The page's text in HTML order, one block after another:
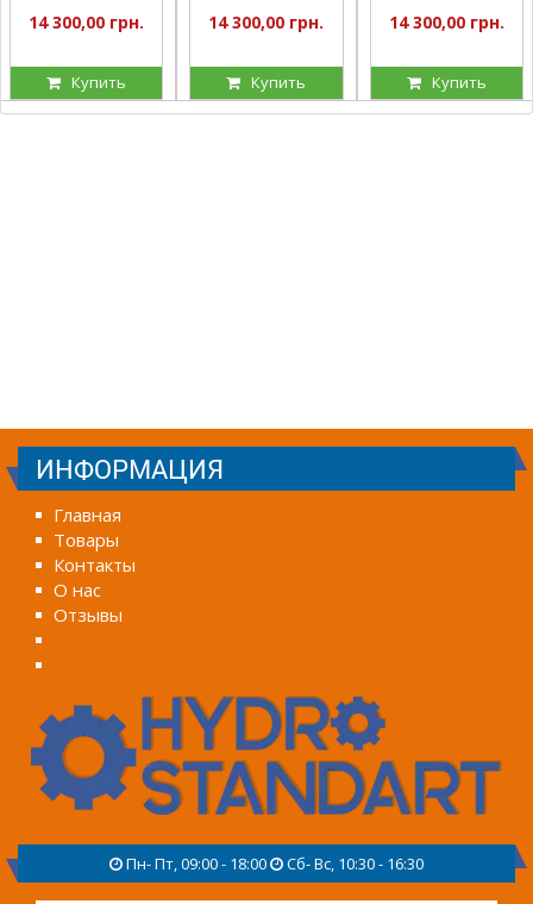
14 300,00 грн.
Купить
14 300,00 грн.
Купить
14 300,00 грн.
Купить
ИНФОРМАЦИЯ
Главная
Товары
Контакты
О нас
Отзывы
Пн- Пт, 09:00 - 18:00 Сб- Вс, 10:30 - 16:30